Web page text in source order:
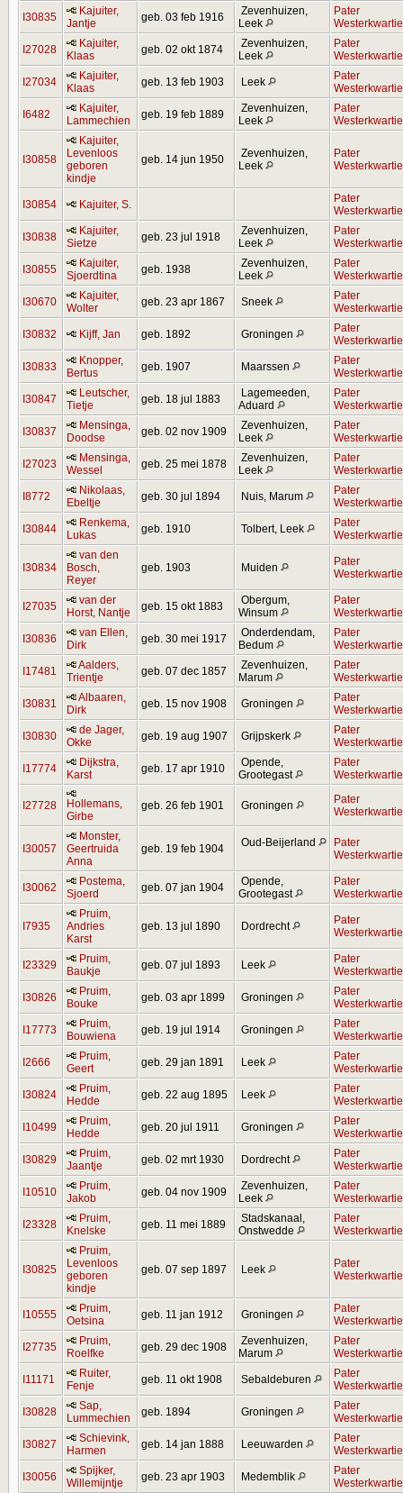
I30835
Kajuiter,
Jantje
geb. 03 feb 1916
Zevenhuizen,
Leek
Pater
I27028
Kajuiter,
Klaas
geb. 02 okt 1874
Zevenhuizen,
Leek
Pater
I27034
Kajuiter,
Klaas
geb. 13 feb 1903 Leek
Pater
I6482
Kajuiter,
Lammechien
geb. 19 feb 1889
Zevenhuizen,
Leek
Pater
I30858
Kajuiter,
Levenloos
geboren
kindje
geb. 14 jun 1950
Zevenhuizen,
Leek
Pater
I30854 Kajuiter, S.
Pater
I30838
Kajuiter,
Sietze
geb. 23 jul 1918
Zevenhuizen,
Leek
Pater
I30855
Kajuiter,
Sjoerdtina
geb. 1938
Zevenhuizen,
Leek
Pater
I30670
Kajuiter,
Wolter
geb. 23 apr 1867 Sneek
Pater
I30832 Kijff, Jan geb. 1892 Groningen
Pater
I30833
Knopper,
Bertus
geb. 1907 Maarssen
Pater
I30847
Leutscher,
Tietje
geb. 18 jul 1883
Lagemeeden,
Aduard
Pater
I30837
Mensinga,
Doodse
geb. 02 nov 1909
Zevenhuizen,
Leek
Pater
I27023
Mensinga,
Wessel
geb. 25 mei 1878
Zevenhuizen,
Leek
Pater
I8772
Nikolaas,
Ebeltje
geb. 30 jul 1894 Nuis, Marum
Pater
I30844
Renkema,
Lukas
geb. 1910 Tolbert, Leek
Pater
I30834
van den
Bosch,
Reyer
geb. 1903 Muiden
Pater
I27035
van der
Horst, Nantje
geb. 15 okt 1883
Obergum,
Winsum
Pater
I30836
van Ellen,
Dirk
geb. 30 mei 1917
Onderdendam,
Bedum
Pater
I17481
Aalders,
Trientje
geb. 07 dec 1857
Zevenhuizen,
Marum
Pater
I30831
Albaaren,
Dirk
geb. 15 nov 1908 Groningen
Pater
I30830
de Jager,
Okke
geb. 19 aug 1907 Grijpskerk
Pater
I17774
Dijkstra,
Karst
geb. 17 apr 1910
Opende,
Grootegast
Pater
I27728
Hollemans,
Girbe
geb. 26 feb 1901 Groningen
Pater
I30057
Monster,
Geertruida
Anna
geb. 19 feb 1904 Oud-Beijerland
Pater
I30062
Postema,
Sjoerd
geb. 07 jan 1904
Opende,
Grootegast
Pater
I7935
Pruim,
Andries
Karst
geb. 13 jul 1890 Dordrecht
Pater
I23329
Pruim,
Baukje
geb. 07 jul 1893 Leek
Pater
I30826
Pruim,
Bouke
geb. 03 apr 1899 Groningen
Pater
I17773
Pruim,
Bouwiena
geb. 19 jul 1914 Groningen
Pater
I2666
Pruim,
Geert
geb. 29 jan 1891 Leek
Pater
I30824
Pruim,
Hedde
geb. 22 aug 1895 Leek
Pater
I10499
Pruim,
Hedde
geb. 20 jul 1911 Groningen
Pater
I30829
Pruim,
Jaantje
geb. 02 mrt 1930 Dordrecht
Pater
I10510
Pruim,
Jakob
geb. 04 nov 1909
Zevenhuizen,
Leek
Pater
I23328
Pruim,
Knelske
geb. 11 mei 1889
Stadskanaal,
Onstwedde
Pater
I30825
Pruim,
Levenloos
geboren
kindje
geb. 07 sep 1897 Leek
Pater
I10555
Pruim,
Oetsina
geb. 11 jan 1912 Groningen
Pater
I27735
Pruim,
Roelfke
geb. 29 dec 1908
Zevenhuizen,
Marum
Pater
I11171
Ruiter,
Fenje
geb. 11 okt 1908 Sebaldeburen
Pater
I30828
Sap,
Lummechien
geb. 1894 Groningen
Pater
I30827
Schievink,
Harmen
geb. 14 jan 1888 Leeuwarden
Pater
I30056
Spijker,
Willemijntje
geb. 23 apr 1903 Medemblik
Pater